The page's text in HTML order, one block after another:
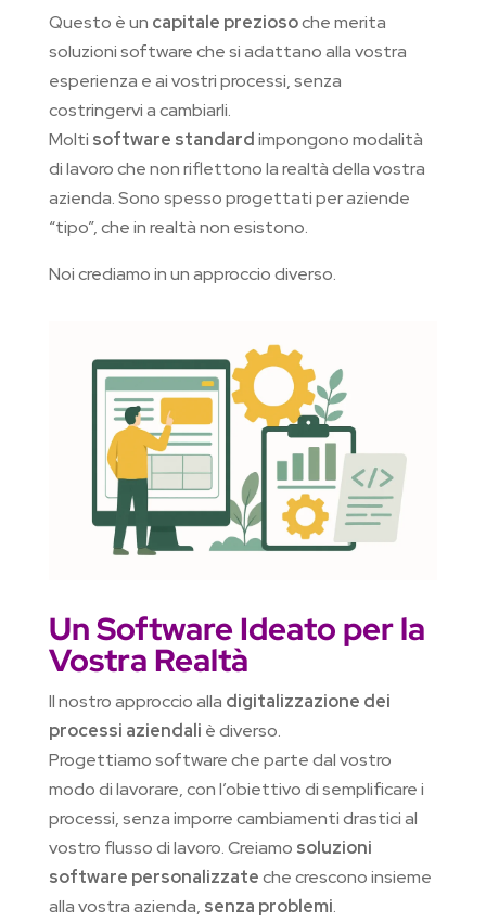
Questo è un capitale preziosoche merita
soluzioni software che si adattano alla vostra
esperienza e ai vostri processi, senza
costringervi a cambiarli.
Molti software standardimpongono modalità
di lavoro che non riflettono la realtà della vostra
azienda. Sono spesso progettati per aziende
“tipo”, che in realtà non esistono.
Noi crediamo in un approccio diverso.
Un Software Ideato per la
Vostra Realtà
Il nostro approccio alla digitalizzazione dei
processi aziendali è diverso.
Progettiamo software che parte dal vostro
modo di lavorare, con l’obiettivo di semplificare i
processi, senza imporre cambiamenti drastici al
vostro flusso di lavoro. Creiamo soluzioni
software personalizzateche crescono insieme
alla vostra azienda, senza problemi.